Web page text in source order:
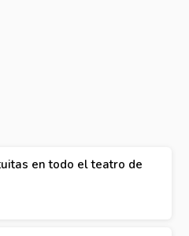
en todo el teatro de